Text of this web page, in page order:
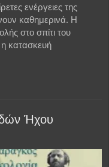
ενέργειες της
καθημερινά. Η
στο σπίτι του
κατασκευή
Ήχου